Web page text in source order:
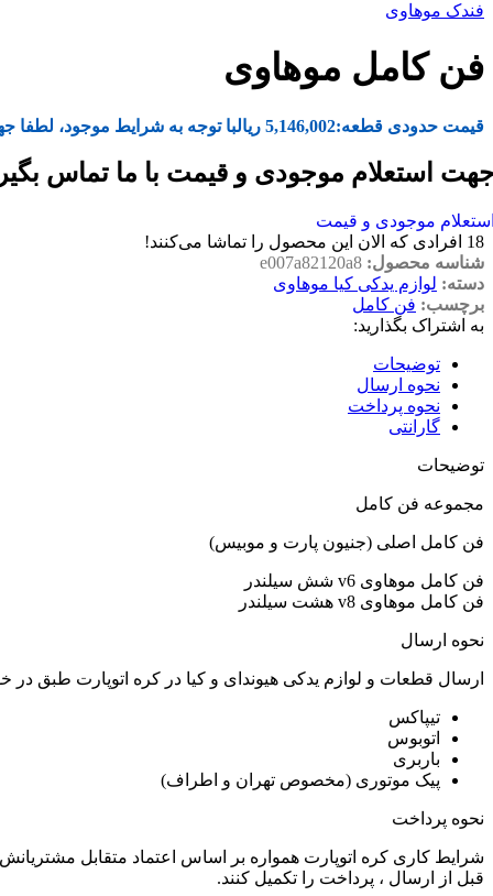
فندک موهاوی
فن کامل موهاوی
قیمت حدودی قطعه:5,146,002 ریالبا توجه به شرایط موجود، لطفا
استعلام موجودی و قیمت با ما تماس
موجودی و قیمت
18 افرادی که الان این محصول را تماشا می‌کنند!
شناسه محصول: e007a82120a8
دسته: لوازم یدکی کیا موهاوی
برچسب: فن کامل
به اشتراک بگذارید:
توضیحات
نحوه ارسال
نحوه پرداخت
گارانتی
توضیحات
مجموعه فن کامل
فن کامل اصلی (جنیون پارت و موبیس)
فن کامل موهاوی v6 شش سیلندر
فن کامل موهاوی v8 هشت سیلندر
نحوه ارسال
ارسال قطعات و لوازم یدکی هیوندای و کیا در کره اتوپارت طبق
تیپاکس
اتوبوس
باربری
پیک موتوری (مخصوص تهران و اطراف)
نحوه پرداخت
شرایط کاری کره اتوپارت همواره بر اساس اعتماد متقابل
قبل از ارسال ، پرداخت را تکمیل کنند.